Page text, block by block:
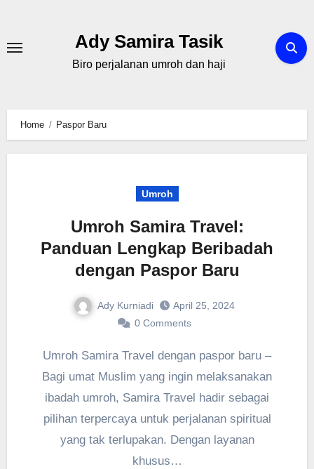
content
Ady Samira Tasik
Biro perjalanan umroh dan haji
Home Paspor Baru
Umroh
Umroh Samira Travel:
Panduan Lengkap Beribadah
dengan Paspor Baru
Ady Kurniadi
April 25, 2024
0 Comments
Umroh Samira Travel dengan paspor baru –
Bagi umat Muslim yang ingin melaksanakan
ibadah umroh, Samira Travel hadir sebagai
pilihan terpercaya untuk perjalanan spiritual
yang tak terlupakan. Dengan layanan
khusus…